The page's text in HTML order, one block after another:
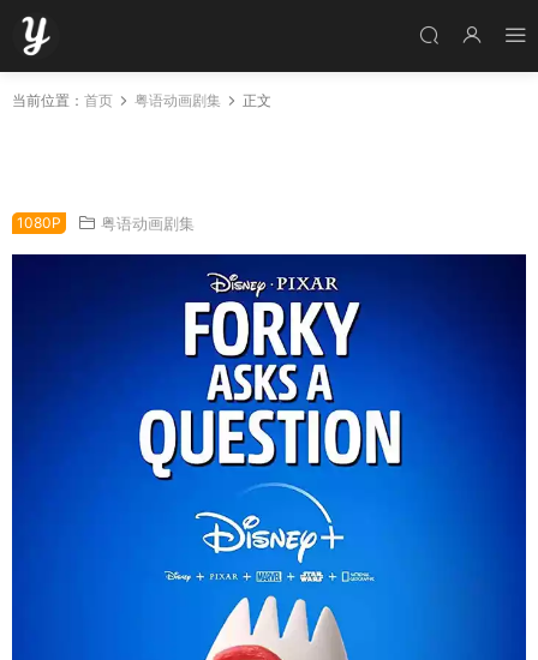
当前位置： 首页 粤语动画剧集 正文
1080P 粤语动画剧集